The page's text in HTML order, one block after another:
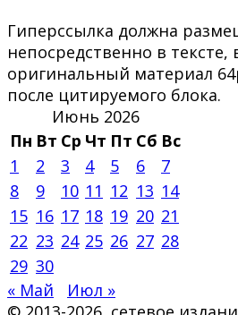
Гиперссылка должна
непосредственно в
оригинальный материал
после цитируемого блока.
Июнь 2026
Пн Вт Ср Чт Пт Сб Вс
1
2 3 4 5 6
7
8
9 10 11 12 13 14
15 16 17 18 19 20 21
22 23 24 25 26 27 28
29 30
« Май
Июл »